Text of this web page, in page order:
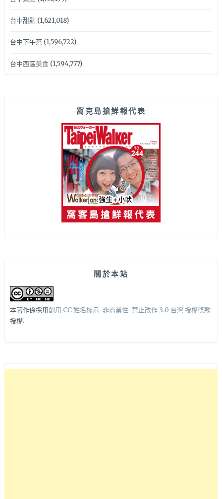
台中甜點(1,621,018)
台中下午茶(1,596,722)
台中西區美食(1,594,777)
窩克島搶鮮報代表
關於本站
本著作係採用創用 CC 姓名標示-非商業性-禁止改作 3.0 台灣 授權條款
授權.